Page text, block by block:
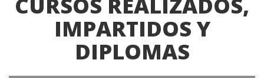
IMPARTIDOS Y
DIPLOMAS